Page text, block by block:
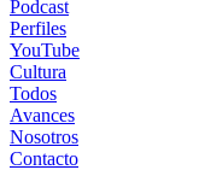
Podcast
Perfiles
YouTube
Cultura
Todos
Avances
Nosotros
Contacto